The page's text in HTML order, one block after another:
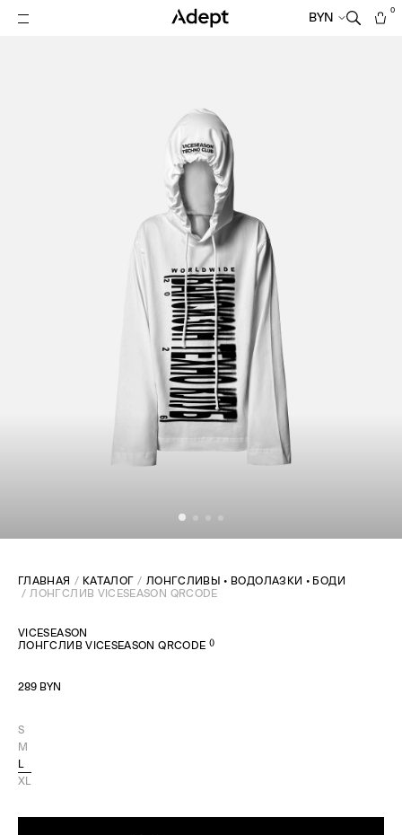
BYN
0
ГЛАВНАЯ КАТАЛОГ
ЛОНГСЛИВЫ • ВОДОЛАЗКИ • БОДИ
ЛОНГСЛИВ VICESEASON QRCODE
VICESEASON
ЛОНГСЛИВ VICESEASON QRCODE ()
289 BYN
S
M
XL